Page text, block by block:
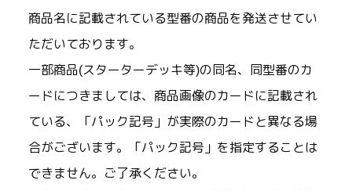
商品名に記載されている型番の商品を発送させてい
ただいております。
一部商品(スターターデッキ等)の同名、同型番のカ
ードにつきましては、商品画像のカードに記載され
ている、「パック記号」が実際のカードと異なる場
合がございます。「パック記号」を指定することは
できません。ご了承ください。